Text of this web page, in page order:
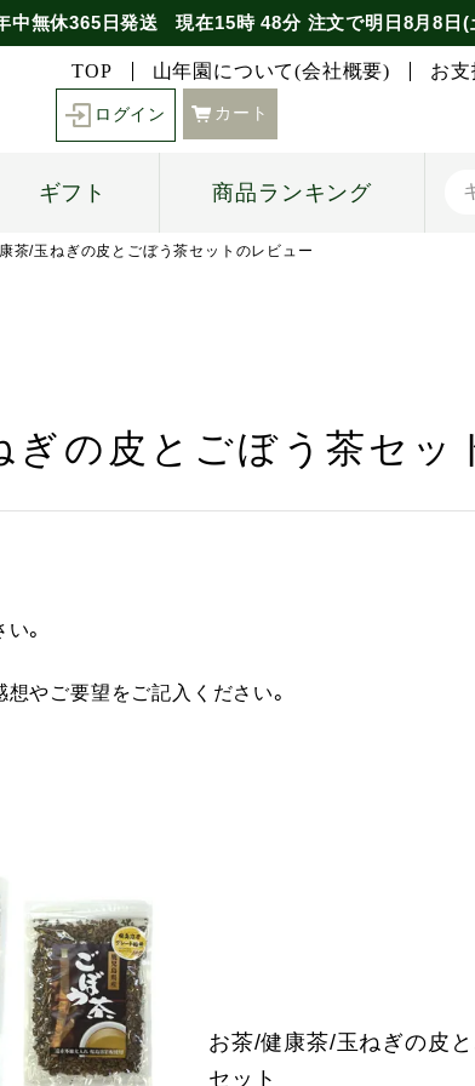
中無休365日発送 現在15時 48分注文で明日8月8日(
TOP 山年園について(会社概要) お
ログイン カート
ギフト 商品ランキング
茶/玉ねぎの皮とごぼう茶セットのレビュー
ぎの皮とごぼう茶セッ
。
やご要望をご記入ください。
お茶/健康茶/玉ねぎの皮
セット